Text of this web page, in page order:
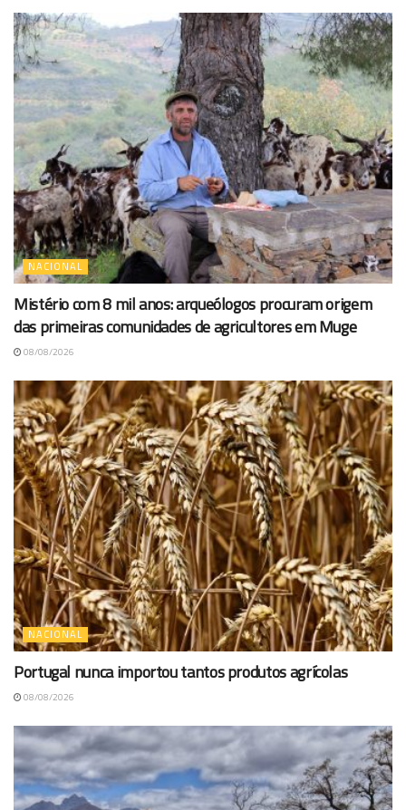
NACIONAL
Mistério com 8 mil anos: arqueólogos procuram origem
das primeiras comunidades de agricultores em Muge
08/08/2026
NACIONAL
Portugal nunca importou tantos produtos agrícolas
08/08/2026